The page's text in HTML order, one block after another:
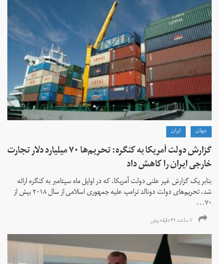
جهان ايران
گزارش دولت آمریکا به کنگره: تحریم‌ها ۷۰ میلیارد دلار تجارت
خارجی ایران را کاهش داد
بنابر یک گزارش غیر علنی دولت آمریکا، که در اوایل ماه سپتامبر به کنگره ارائه
شد، تحریم‌های دولت دونالد ترامپ علیه جمهوری اسلامی از سال ۲۰۱۸ بیش از
۷۰...
۷ ساعت ۴۹ دقیقه پیش